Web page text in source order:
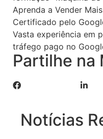
Aprenda a Vender
Certificado pelo
Vasta experiência em
tráfego pago no
Partilhe na
Notícias